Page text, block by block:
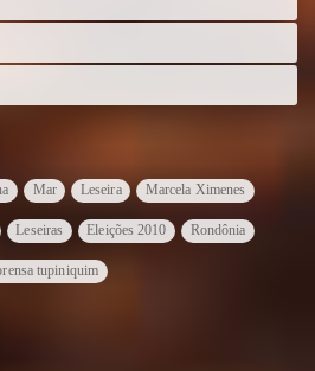
Mar Leseira Marcela Ximenes
Leseiras Eleições 2010 Rondônia
tupiniquim